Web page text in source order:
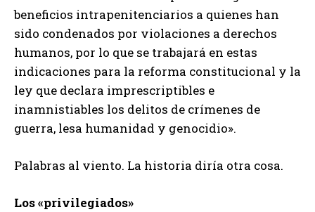
beneficios intrapenitenciarios a quienes han
sido condenados por violaciones a derechos
humanos, por lo que se trabajará en estas
indicaciones para la reforma constitucional y la
ley que declara imprescriptibles e
inamnistiables los delitos de crímenes de
guerra, lesa humanidad y genocidio».
Palabras al viento. La historia diría otra cosa.
Los «privilegiados»